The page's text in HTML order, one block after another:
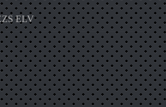
ELV